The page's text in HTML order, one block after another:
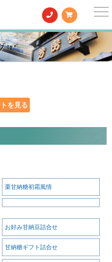
栗甘納糖初霜風情
お好み甘納豆詰合せ
甘納糖ギフト詰合せ